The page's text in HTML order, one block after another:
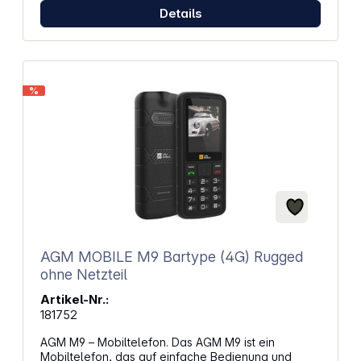
Details
%
AGM MOBILE M9 Bartype (4G) Rugged
ohne Netzteil
Artikel-Nr.:
181752
AGM M9 – Mobiltelefon. Das AGM M9 ist ein
Mobiltelefon, das auf einfache Bedienung und